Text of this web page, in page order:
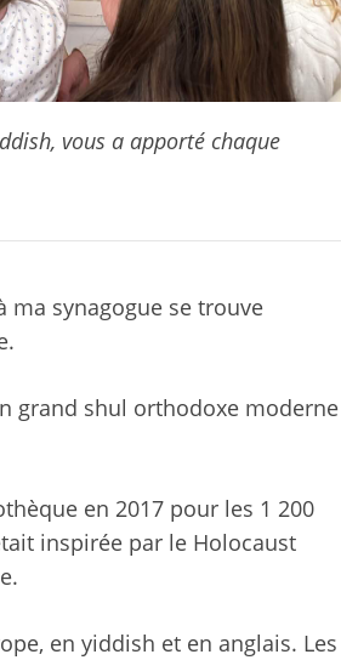
vous a apporté chaque
ma synagogue se trouve
grand shul orthodoxe moderne
en 2017 pour les 1 200
inspirée par le Holocaust
en yiddish et en anglais. Les